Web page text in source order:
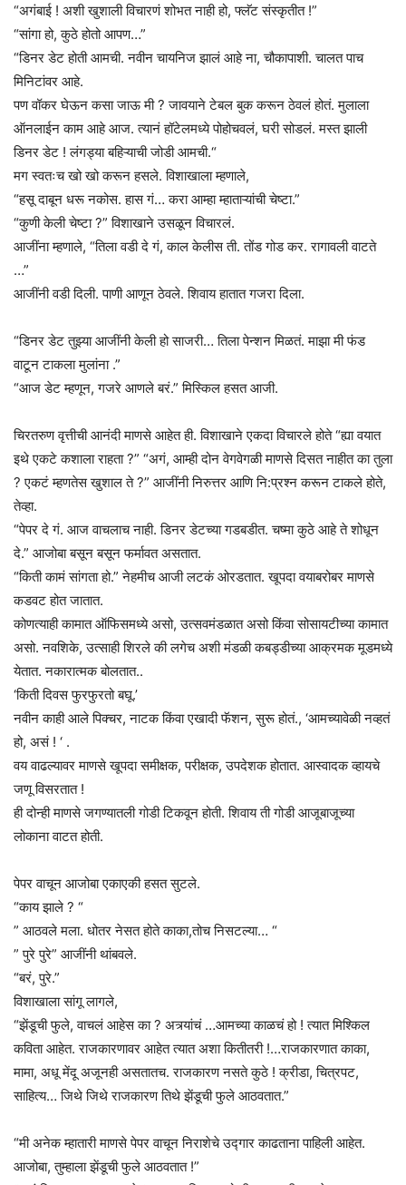
“अगंबाई ! अशी खुशाली विचारणं शोभत नाही हो, फ्लॅट संस्कृतीत !”
“सांगा हो, कुठे होतो आपण…”
“डिनर डेट होती आमची. नवीन चायनिज झालं आहे ना, चौकापाशी. चालत पाच
मिनिटांवर आहे.
पण वॉकर घेऊन कसा जाऊ मी ? जावयाने टेबल बुक करून ठेवलं होतं. मुलाला
ऑनलाईन काम आहे आज. त्यानं हॉटेलमध्ये पोहोचवलं, घरी सोडलं. मस्त झाली
डिनर डेट ! लंगड्या बहिऱ्याची जोडी आमची.“
मग स्वतःच खो खो करून हसले. विशाखाला म्हणाले,
“हसू दाबून धरू नकोस. हास गं… करा आम्हा म्हाताऱ्यांची चेष्टा.”
“कुणी केली चेष्टा ?” विशाखाने उसळून विचारलं.
आजींना म्हणाले, “तिला वडी दे गं, काल केलीस ती. तोंड गोड कर. रागावली वाटते
…”
आजींनी वडी दिली. पाणी आणून ठेवले. शिवाय हातात गजरा दिला.
“डिनर डेट तुझ्या आजींनी केली हो साजरी… तिला पेन्शन मिळतं. माझा मी फंड
वाटून टाकला मुलांना .”
“आज डेट म्हणून, गजरे आणले बरं.” मिस्किल हसत आजी.
चिरतरुण वृत्तीची आनंदी माणसे आहेत ही. विशाखाने एकदा विचारले होते “ह्या वयात
इथे एकटे कशाला राहता ?” “अगं, आम्ही दोन वेगवेगळी माणसे दिसत नाहीत का तुला
? एकटं म्हणतेस खुशाल ते ?” आजींनी निरुत्तर आणि नि:प्रश्न करून टाकले होते,
तेव्हा.
“पेपर दे गं. आज वाचलाच नाही. डिनर डेटच्या गडबडीत. चष्मा कुठे आहे ते शोधून
दे.” आजोबा बसून बसून फर्मावत असतात.
“किती कामं सांगता हो.” नेहमीच आजी लटकं ओरडतात. खूपदा वयाबरोबर माणसे
कडवट होत जातात.
कोणत्याही कामात ऑफिसमध्ये असो, उत्सवमंडळात असो किंवा सोसायटीच्या कामात
असो. नवशिके, उत्साही शिरले की लगेच अशी मंडळी कबड्डीच्या आक्रमक मूडमध्ये
येतात. नकारात्मक बोलतात..
‘किती दिवस फुरफुरतो बघू.’
नवीन काही आले पिक्चर, नाटक किंवा एखादी फॅशन, सुरू होतं., ‘आमच्यावेळी नव्हतं
हो, असं ! ‘ .
वय वाढल्यावर माणसे खूपदा समीक्षक, परीक्षक, उपदेशक होतात. आस्वादक व्हायचे
जणू विसरतात !
ही दोन्ही माणसे जगण्यातली गोडी टिकवून होती. शिवाय ती गोडी आजूबाजूच्या
लोकाना वाटत होती.
पेपर वाचून आजोबा एकाएकी हसत सुटले.
“काय झाले ? “
” आठवले मला. धोतर नेसत होते काका,तोच निसटल्या… “
” पुरे पुरे” आजींनी थांबवले.
“बरं, पुरे.”
विशाखाला सांगू लागले,
“झेंडूची फुले, वाचलं आहेस का ? अत्र्यांचं …आमच्या काळचं हो ! त्यात मिश्किल
कविता आहेत. राजकारणावर आहेत त्यात अशा कितीतरी !…राजकारणात काका,
मामा, अधू मेंदू अजूनही असतातच. राजकारण नसते कुठे ! क्रीडा, चित्रपट,
साहित्य… जिथे जिथे राजकारण तिथे झेंडूची फुले आठवतात.”
“मी अनेक म्हातारी माणसे पेपर वाचून निराशेचे उद्गार काढताना पाहिली आहेत.
आजोबा, तुम्हाला झेंडूची फुले आठवतात !”